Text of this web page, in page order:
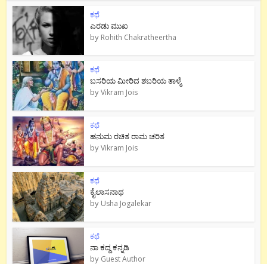
ಕಥೆ
ಎರಡು ಮುಖ
by Rohith Chakratheertha
ಕಥೆ
ಬಸರಿಯ ಮೀರಿದ ಶಬರಿಯ ತಾಳ್ಮೆ
byVikram Jois
ಕಥೆ
ಹನುಮ ರಚಿತ ರಾಮ‌ ಚರಿತ
byVikram Jois
ಕಥೆ
ಕೈಲಾಸನಾಥ
by Usha Jogalekar
ಕಥೆ
ನಾ ಕದ್ದ ಕನ್ನಡಿ
by Guest Author